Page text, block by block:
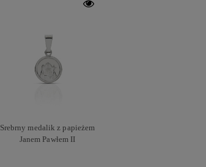
Srebrny medalik z papieżem
Janem Pawłem II